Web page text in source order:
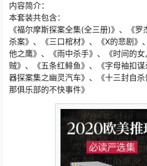
内容简介：
本套装共包含：
《福尔摩斯探案全集(全三册)》、《
杀案》、《三口棺材》、《X的悲剧》
他之鹰》、《雨中杀手》、《时间的
贼》、《五条红鲱鱼》、《字母袖扣
器探案集之幽灵汽车》、《十三封自
那俱乐部的不快事件》